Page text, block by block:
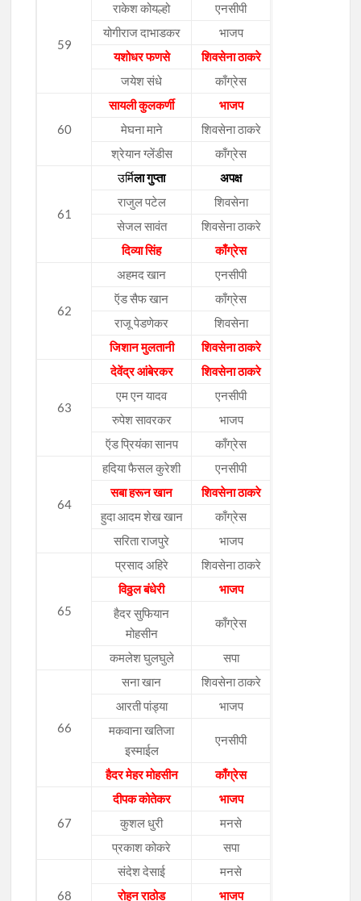
59
राकेश कोयल्हो
एनसीपी
योगीराज दाभाडकर
भाजप
यशोधर फणसे
शिवसेना ठाकरे
जयेश संधे
काँग्रेस
60
सायली कुलकर्णी
भाजप
मेघना माने
शिवसेना ठाकरे
श्रेयान ग्लेंडीस
काँग्रेस
61
उर्मिला गुप्ता
अपक्ष
राजुल पटेल
शिवसेना
सेजल सावंत
शिवसेना ठाकरे
दिव्या सिंह
काँग्रेस
62
अहमद खान
एनसीपी
ऍड सैफ खान
काँग्रेस
राजू पेडणेकर
शिवसेना
जिशान मुलतानी
शिवसेना ठाकरे
63
देवेंद्र आंबेरकर
शिवसेना ठाकरे
एम एन यादव
एनसीपी
रुपेश सावरकर
भाजप
ऍड प्रियंका सानप
काँग्रेस
64
हदिया फैसल कुरेशी
एनसीपी
सबा हरून खान
शिवसेना ठाकरे
हुदा आदम शेख खान
काँग्रेस
सरिता राजपुरे
भाजप
65
प्रसाद अहिरे
शिवसेना ठाकरे
विठ्ठल बंधेरी
भाजप
हैदर सुफियान
मोहसीन
काँग्रेस
कमलेश घुलघुले सपा
66
सना खान
शिवसेना ठाकरे
आरती पांड्या
भाजप
मकवाना खतिजा
इस्माईल
एनसीपी
हैदर मेहर मोहसीन काँग्रेस
67
दीपक कोतेकर
भाजप
कुशल धुरी
मनसे
प्रकाश कोकरे
सपा
68
संदेश देसाई
मनसे
रोहन राठोड
भाजप